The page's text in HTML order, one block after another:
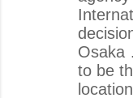
Osaka
to be